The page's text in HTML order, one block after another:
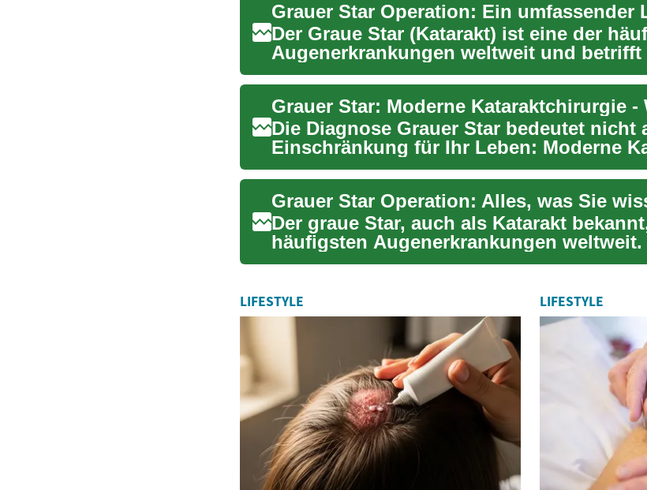
Der Graue Star (Katarakt) ist eine der
Augenerkrankungen weltweit und betrifft
Menschen im fortg...
Grauer Star: Moderne Kataraktchirurgie
Die Diagnose Grauer Star bedeutet nicht
Einschränkung für Ihr Leben: Moderne
ist sicher...
Grauer Star Operation: Alles, was Sie
Der graue Star, auch als Katarakt
häufigsten Augenerkrankungen weltweit.
der Auge...
LIFESTYLE LIFESTYLE